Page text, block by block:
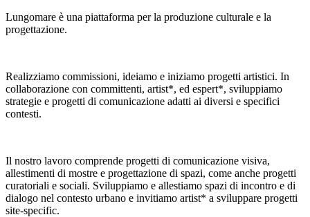
Lungomare è una piattaforma per la produzione culturale e la
progettazione.
Realizziamo commissioni, ideiamo e iniziamo progetti artistici. In
collaborazione con committenti, artist*, ed espert*, sviluppiamo
strategie e progetti di comunicazione adatti ai diversi e specifici
contesti.
Il nostro lavoro comprende progetti di comunicazione visiva,
allestimenti di mostre e progettazione di spazi, come anche progetti
curatoriali e sociali. Sviluppiamo e allestiamo spazi di incontro e di
dialogo nel contesto urbano e invitiamo artist* a sviluppare progetti
site-specific.